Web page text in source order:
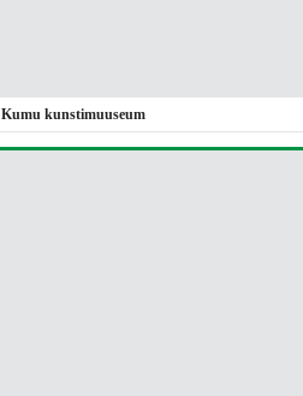
Kumu kunstimuuseum